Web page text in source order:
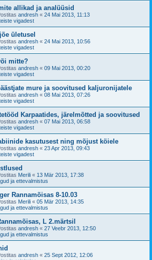
allikad ja analüüsid
andresh « 24 Mai 2013, 11:13
vigadest
ületusel
andresh « 24 Mai 2013, 10:56
vigadest
mitte?
andresh « 09 Mai 2013, 00:20
vigadest
mure ja soovitused kaljuronijatele
andresh « 08 Mai 2013, 07:26
vigadest
Karpaatides, järelmõtted ja soovitused
andresh « 07 Mai 2013, 06:58
vigadest
kasutusest ning mõjust köiele
andresh « 23 Apr 2013, 09:43
vigadest
Merili « 13 Mär 2013, 17:38
ja ettevalmistus
Rannamõisas 8-10.03
Merili « 05 Mär 2013, 14:35
ja ettevalmistus
L 2.märtsil
andresh « 27 Veebr 2013, 12:50
ja ettevalmistus
andresh « 25 Sept 2012, 12:06